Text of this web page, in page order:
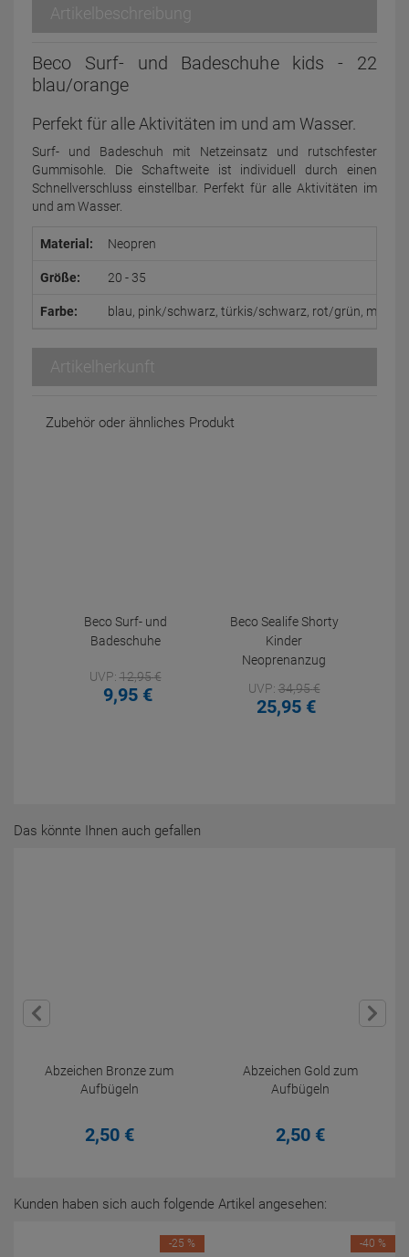
Artikelbeschreibung
Beco Surf- und Badeschuhe kids - 22
blau/orange
Perfekt für alle Aktivitäten im und am Wasser.
Surf- und Badeschuh mit Netzeinsatz und rutschfester
Gummisohle. Die Schaftweite ist individuell durch einen
Schnellverschluss einstellbar. Perfekt für alle Aktivitäten im
und am Wasser.
Material: Neopren
Größe: 20 - 35
Farbe: blau, pink/schwarz, türkis/schwarz, rot/grün,
Artikelherkunft
Zubehör oder ähnliches Produkt
Beco Surf- und
Badeschuhe
UVP:12,95€
9,95 €
Beco Sealife Shorty
Kinder
Neoprenanzug
UVP:34,95€
25,95 €
Das könnte Ihnen auch gefallen
Abzeichen Bronze zum
Aufbügeln
2,50 €
Abzeichen Gold zum
Aufbügeln
2,50 €
Kunden haben sich auch folgende Artikel angesehen:
-25 % -40 %